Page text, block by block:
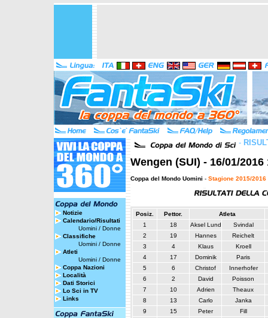
Notizie
Calendario/Risultati
Uomini / Donne
Classifiche
Uomini / Donne
Atleti
Uomini / Donne
Coppa Nazioni
Località
Dati Storici
Lo Sci in TV
Links
-
Wengen (SUI) - 16/01/2016
Coppa del Mondo Uomini - Stagione 2015/2016
Posiz. Pettor.
Atleta
1
18 Aksel Lund
Svindal
2
19 Hannes
Reichelt
3
4 Klaus
Kroell
4
17 Dominik
Paris
5
6 Christof
Innerhofer
6
2 David
Poisson
7
10 Adrien
Theaux
8
13 Carlo
Janka
9
15 Peter
Fill